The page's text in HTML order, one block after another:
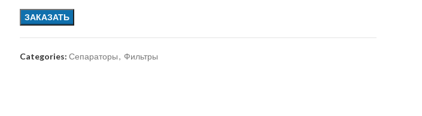
ЗАКАЗАТЬ
Categories: Сепараторы, Фильтры